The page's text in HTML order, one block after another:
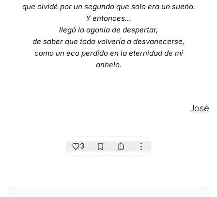
que olvidé por un segundo que solo era un sueño.
Y entonces…
llegó la agonía de despertar,
de saber que todo volvería a desvanecerse,
como un eco perdido en la eternidad de mi
anhelo.
José
3